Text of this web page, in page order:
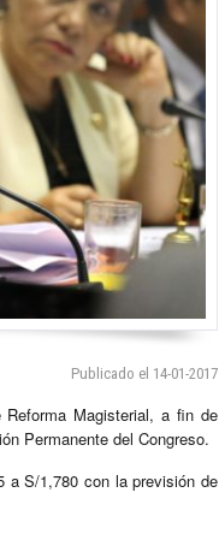
Publicado el 14-01-2017
Magisterial, a fin de
Permanente del Congreso.
a S/1,780 con la previsión de